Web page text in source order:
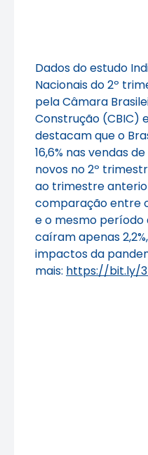
Dados do estudo
Nacionais do 2º
pela Câmara
Construção (CBIC)
destacam que o
16,6% nas vendas
novos no 2º
ao trimestre
comparação entre
e o mesmo período
caíram apenas
impactos da
mais: https://bit.ly/